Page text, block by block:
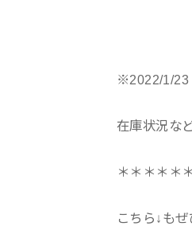
※2022/1/23
在庫状況な
＊＊＊＊＊
こちら↓も